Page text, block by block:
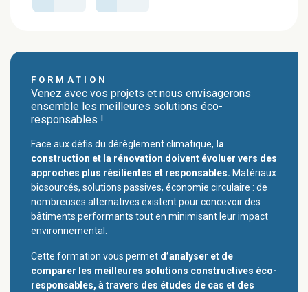
FORMATION
Venez avec vos projets et nous envisagerons
ensemble les meilleures solutions éco-
responsables !
Face aux défis du dérèglement climatique, la
construction et la rénovation doivent évoluer vers des
approches plus résilientes et responsables. Matériaux
biosourcés, solutions passives, économie circulaire : de
nombreuses alternatives existent pour concevoir des
bâtiments performants tout en minimisant leur impact
environnemental.
Cette formation vous permet d’analyser et de
comparer les meilleures solutions constructives éco-
responsables, à travers des études de cas et des